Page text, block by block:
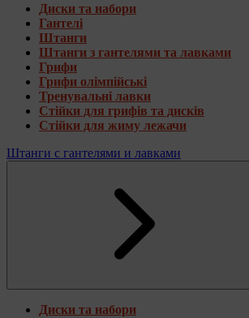
Диски та набори
Гантелі
Штанги
Штанги з гантелями та лавками
Грифи
Грифи олімпійські
Тренувальні лавки
Стійки для грифів та дисків
Стійки для жиму лежачи
Штанги с гантелями и лавками
Диски та набори